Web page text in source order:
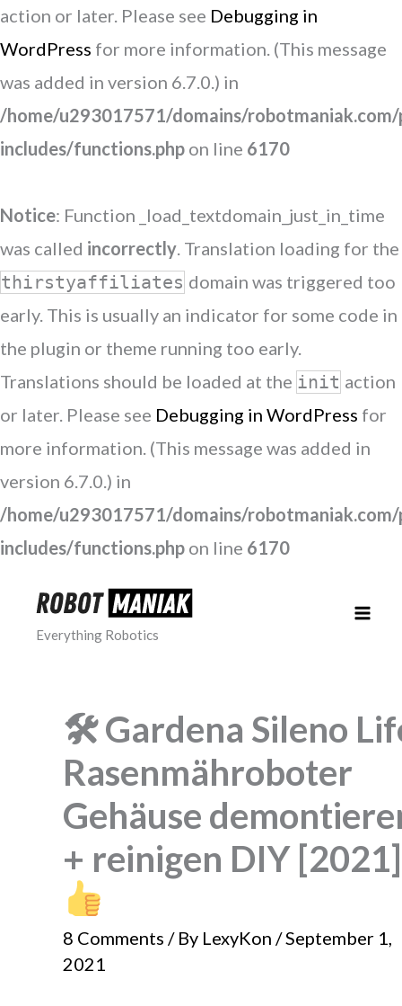
action or later. Please see Debugging in
WordPress for more information. (This message
was added in version 6.7.0.) in
/home/u293017571/domains/
includes/functions.php on line 6170
Notice: Function _load_textdomain_just_in_time
was called incorrectly. Translation loading for the
thirstyaffiliates domain was triggered too
early. This is usually an indicator for some code in
the plugin or theme running too early.
Translations should be loaded at the init action
or later. Please see Debugging in WordPress for
more information. (This message was added in
version 6.7.0.) in
/home/u293017571/domains/
includes/functions.php on line 6170
content
Everything Robotics
🛠 Gardena Sileno
Rasenmähroboter
Gehäuse
+ reinigen DIY [2021]
8 Comments / By LexyKon /September 1,
2021